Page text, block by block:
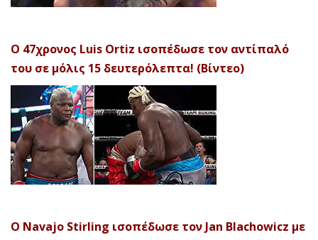
Ο 47χρονος Luis Ortiz ισοπέδωσε τον αντίπαλό
του σε μόλις 15 δευτερόλεπτα! (Βίντεο)
Ο Navajo Stirling ισοπέδωσε τον Jan Blachowicz με